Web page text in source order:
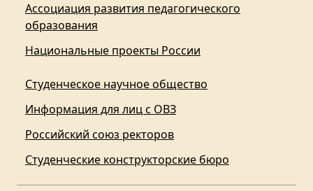
Ассоциация развития педагогического
образования
Национальные проекты России
Студенческое научное общество
Информация для лиц с ОВЗ
Российский союз ректоров
Студенческие конструкторские бюро